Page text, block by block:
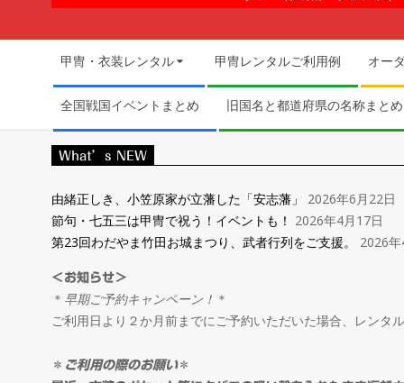
冑
の
レ
ン
タ
ル
＆
Navigation
Menu
甲冑・衣装レンタル 甲冑レンタルご利用例 オー
全国戦国イベントまとめ 旧国名と都道府県の名称まとめ
What’s NEW
由緒正しき、小笠原家が立藩した「安志藩」
2026年6月22日
節句・七五三は甲冑で祝う！イベントも！ 2026年4月17日
第23回わだやま竹田お城まつり、武者行列をご支援。
2026
＜お知らせ＞
＊ 早期ご予約キャンペーン！ ＊
ご利用日より２か月前までにご予約いただいた場合、レン
＊ ご利用の際のお願い＊